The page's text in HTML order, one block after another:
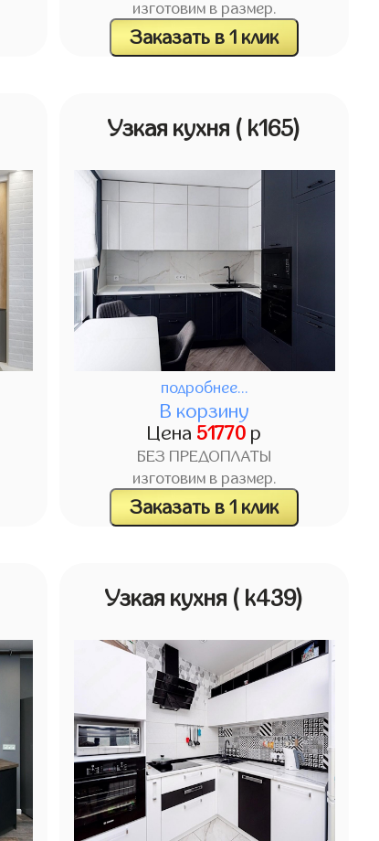
изготовим в размер.
Заказать в 1 клик
Узкая кухня ( k165)
подробнее...
В корзину
Цена 51770 р
БЕЗ ПРЕДОПЛАТЫ
изготовим в размер.
Заказать в 1 клик
Узкая кухня ( k439)